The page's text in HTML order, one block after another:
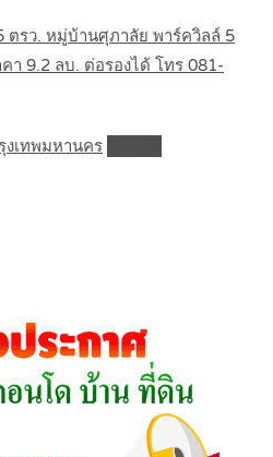
รว. หมู่บ้านศุภาลัย พาร์ควิลล์ 5
า 9.2 ลบ. ต่อรองได้ โทร 081-
งเทพมหานคร